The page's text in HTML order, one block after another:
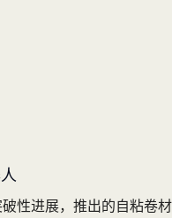
性进展，推出的自粘卷材